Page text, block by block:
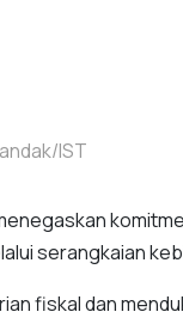
IST
serangkaian
fiskal dan